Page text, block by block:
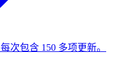
次包含 150 多项更新。